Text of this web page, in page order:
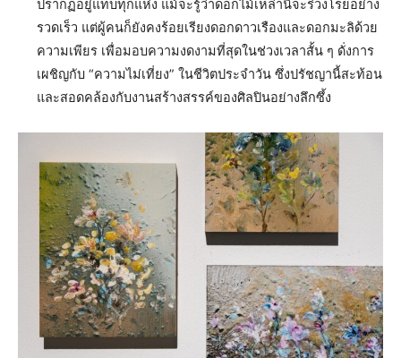
ปรากฏอยู่แทบทุกแห่ง แม้จะรู้ว่าดอกไม้เหล่านี้จะร่วงโรยอย่าง
รวดเร็ว แต่ผู้คนก็ยังคงร้อยเรียงดอกดาวเรืองและดอกมะลิด้วย
ความเพียร เพื่อมอบความงดงามที่สุดในช่วงเวลาสั้น ๆ ดั่งการ
เผชิญกับ “ความไม่เที่ยง” ในชีวิตประจำวัน ซึ่งปรัชญานี้สะท้อน
และสอดคล้องกับงานสร้างสรรค์ของศิลปินอย่างลึกซึ้ง